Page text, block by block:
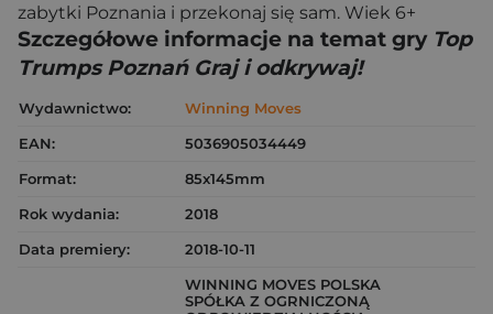
zabytki Poznania i przekonaj się sam. Wiek 6+
Szczegółowe informacje na temat gry Top
Trumps Poznań Graj i odkrywaj!
Wydawnictwo:
Winning Moves
EAN:
5036905034449
Format:
85x145mm
Rok wydania:
2018
Data premiery:
2018-10-11
WINNING MOVES POLSKA
SPÓŁKA Z OGRNICZONĄ